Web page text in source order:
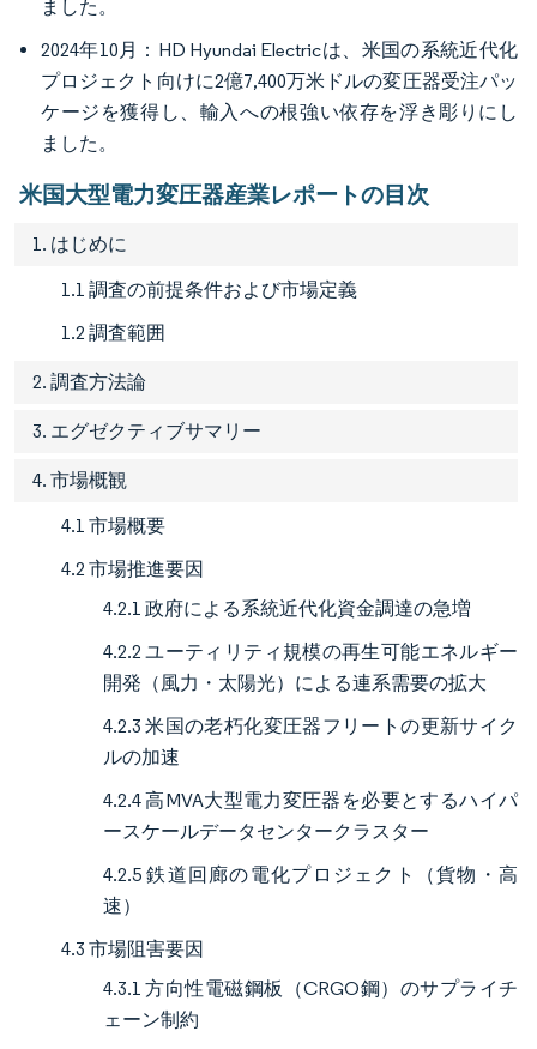
ました。
2024年10月：HD Hyundai Electricは、米国の系統近代化
プロジェクト向けに2億7,400万米ドルの変圧器受注パッ
ケージを獲得し、輸入への根強い依存を浮き彫りにし
ました。
米国大型電力変圧器産業レポートの目次
1. はじめに
1.1 調査の前提条件および市場定義
1.2 調査範囲
2. 調査方法論
3. エグゼクティブサマリー
4. 市場概観
4.1 市場概要
4.2 市場推進要因
4.2.1 政府による系統近代化資金調達の急増
4.2.2 ユーティリティ規模の再生可能エネルギー
開発（風力・太陽光）による連系需要の拡大
4.2.3 米国の老朽化変圧器フリートの更新サイク
ルの加速
4.2.4 高MVA大型電力変圧器を必要とするハイパ
ースケールデータセンタークラスター
4.2.5 鉄道回廊の電化プロジェクト（貨物・高
速）
4.3 市場阻害要因
4.3.1 方向性電磁鋼板（CRGO鋼）のサプライチ
ェーン制約